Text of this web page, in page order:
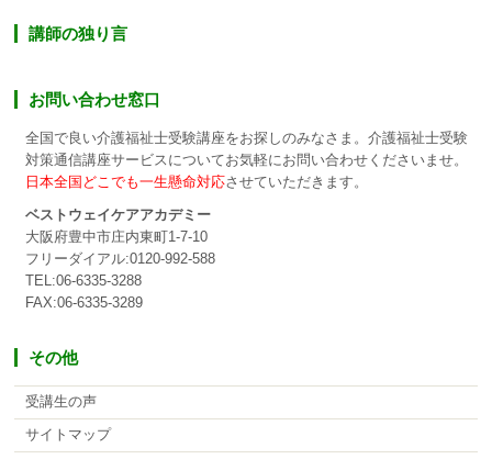
講師の独り言
お問い合わせ窓口
全国で良い介護福祉士受験講座をお探しのみなさま。介護福祉士受験
対策通信講座サービスについてお気軽にお問い合わせくださいませ。
日本全国どこでも一生懸命対応させていただきます。
ベストウェイケアアカデミー
大阪府豊中市庄内東町1-7-10
フリーダイアル:0120-992-588
TEL:06-6335-3288
FAX:06-6335-3289
その他
受講生の声
サイトマップ